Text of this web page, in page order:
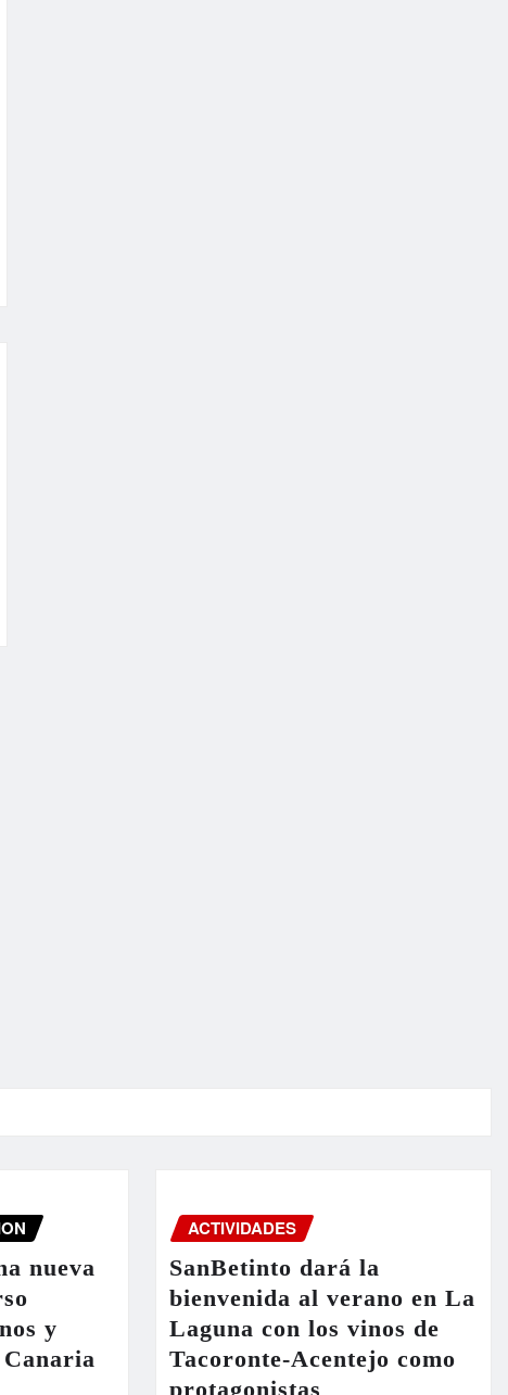
nueva
y
ACTIVIDADES
SanBetinto dará la
bienvenida al verano en La
Laguna con los vinos de
Tacoronte-Acentejo como
protagonistas